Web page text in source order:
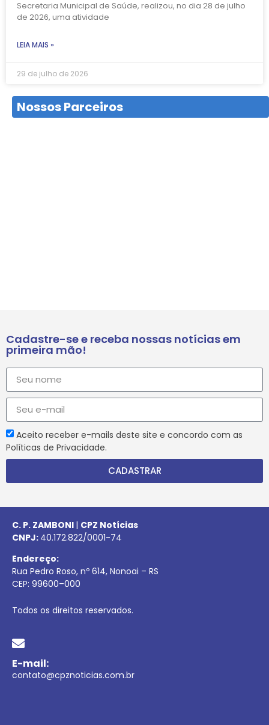
Secretaria Municipal de Saúde, realizou, no dia 28 de julho
de 2026, uma atividade
LEIA MAIS »
29 de julho de 2026
Nossos Parceiros
Cadastre-se e receba nossas notícias em
primeira mão!
Aceito receber e-mails deste site e concordo com as
Políticas de Privacidade.
CADASTRAR
C. P. ZAMBONI | CPZ Notícias
CNPJ: 40.172.822/0001-74
Endereço:
Rua Pedro Roso, nº 614, Nonoai – RS
CEP: 99600–000
Todos os direitos reservados.
E-mail:
contato@cpznoticias.com.br